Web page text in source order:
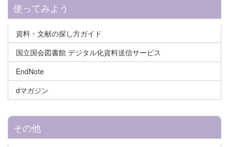
使ってみよう
資料・文献の探し方ガイド
国立国会図書館 デジタル化資料送信サービス
EndNote
dマガジン
その他